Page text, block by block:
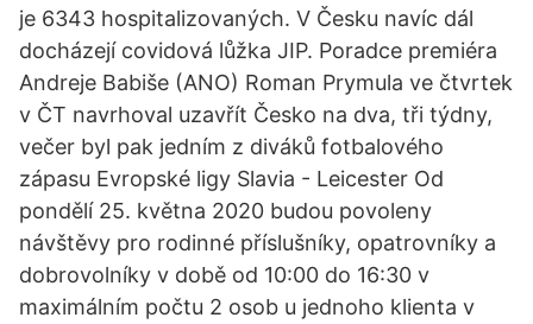
je 6343 hospitalizovaných. V Česku navíc dál
docházejí covidová lůžka JIP. Poradce premiéra
Andreje Babiše (ANO) Roman Prymula ve čtvrtek
v ČT navrhoval uzavřít Česko na dva, tři týdny,
večer byl pak jedním z diváků fotbalového
zápasu Evropské ligy Slavia - Leicester Od
pondělí 25. května 2020 budou povoleny
návštěvy pro rodinné příslušníky, opatrovníky a
dobrovolníky v době od 10:00 do 16:30 v
maximálním počtu 2 osob u jednoho klienta v